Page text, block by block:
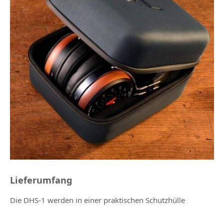
Lieferumfang
Die DHS-1 werden in einer praktischen Schutzhülle